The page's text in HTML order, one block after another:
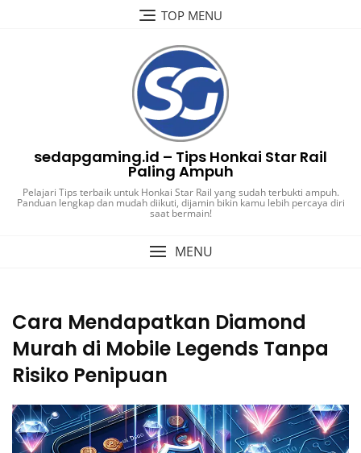
TOP MENU
sedapgaming.id – Tips Honkai Star Rail
Paling Ampuh
Pelajari Tips terbaik untuk Honkai Star Rail yang sudah terbukti ampuh.
Panduan lengkap dan mudah diikuti, dijamin bikin kamu lebih percaya diri
saat bermain!
MENU
Cara Mendapatkan Diamond
Murah di Mobile Legends Tanpa
Risiko Penipuan